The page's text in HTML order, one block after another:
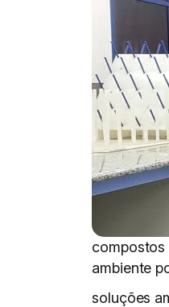
compostos
ambiente
soluções